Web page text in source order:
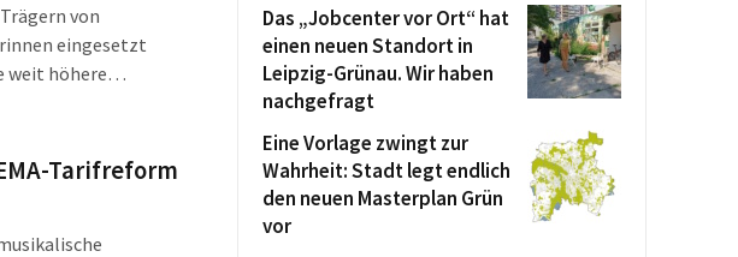
von
eingesetzt
weit höhere
Tarifreform
Das „Jobcenter vor Ort“ hat
einen neuen Standort in
Leipzig-Grünau. Wir haben
nachgefragt
Eine Vorlage zwingt zur
Wahrheit: Stadt legt endlich
den neuen Masterplan Grün
vor